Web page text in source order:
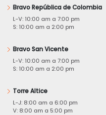
Bravo República de Colombia
L-V: 10:00 am a 7:00 pm
S: 10:00 am a 2:00 pm
Bravo San Vicente
L-V: 10:00 am a 7:00 pm
S: 10:00 am a 2:00 pm
Torre Altice
L-J: 8:00 am a 6:00 pm
V: 8:00 am a 5:00 pm